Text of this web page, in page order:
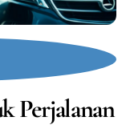
Perjalanan